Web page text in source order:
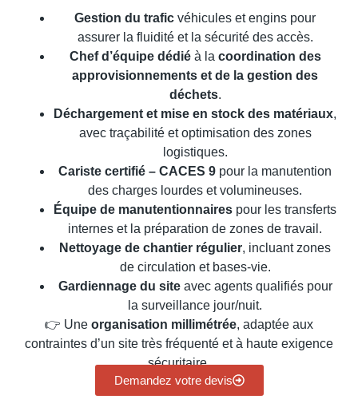
Gestion du trafic véhicules et engins pour
assurer la fluidité et la sécurité des accès.
Chef d’équipe dédiéà la coordination des
approvisionnements et de la gestion des
déchets.
Déchargement et mise en stock des matériaux,
avec traçabilité et optimisation des zones
logistiques.
Cariste certifié – CACES 9 pour la manutention
des charges lourdes et volumineuses.
Équipe de manutentionnaires pour les transferts
internes et la préparation de zones de travail.
Nettoyage de chantier régulier, incluant zones
de circulation et bases-vie.
Gardiennage du siteavec agents qualifiés pour
la surveillance jour/nuit.
👉 Une organisation millimétrée, adaptée aux
contraintes d’un site très fréquenté et à haute exigence
sécuritaire.
Demandez votre devis